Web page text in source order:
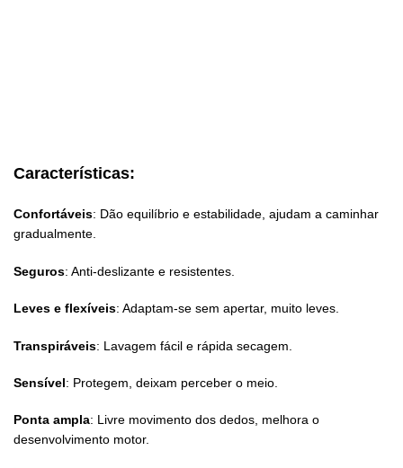
Características:
Confortáveis: Dão equilíbrio e estabilidade, ajudam a caminhar
gradualmente.
Seguros: Anti-deslizante e resistentes.
Leves e flexíveis: Adaptam-se sem apertar, muito leves.
Transpiráveis: Lavagem fácil e rápida secagem.
Sensível: Protegem, deixam perceber o meio.
Ponta ampla: Livre movimento dos dedos, melhora o
desenvolvimento motor.